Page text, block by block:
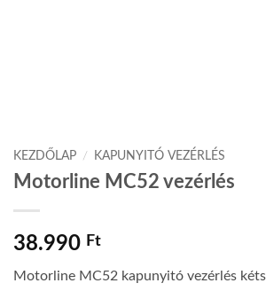
KEZDŐLAP / KAPUNYITÓ VEZÉRLÉS
Motorline MC52 vezérlés
38.990 Ft
Motorline MC52 kapunyitó vezérlés